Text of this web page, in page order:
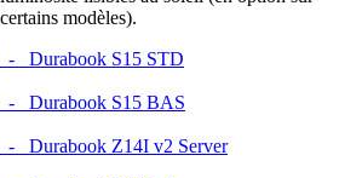
certains modèles).
Durabook S15 STD
Durabook S15 BAS
Durabook Z14I v2 Server